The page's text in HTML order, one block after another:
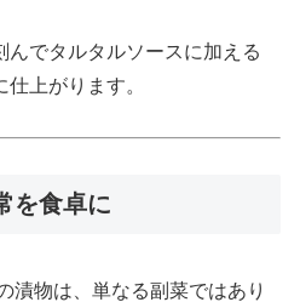
でタルタルソースに加える
上がります。
を食卓に
漬物は、単なる副菜ではあり